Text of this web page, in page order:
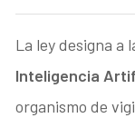
La ley designa a
Inteligencia
organismo de